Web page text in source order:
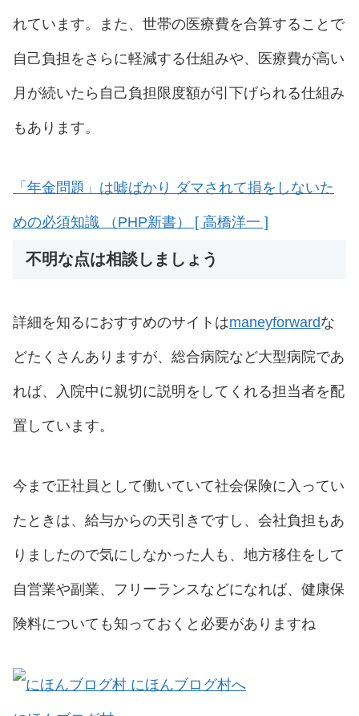
れています。また、世帯の医療費を合算することで
自己負担をさらに軽減する仕組みや、医療費が高い
月が続いたら自己負担限度額が引下げられる仕組み
もあります。
「年金問題」は嘘ばかり ダマされて損をしないた
めの必須知識 （PHP新書） [ 高橋洋一 ]
不明な点は相談しましょう
詳細を知るにおすすめのサイトはmaneyforwardな
どたくさんありますが、総合病院など大型病院であ
れば、入院中に親切に説明をしてくれる担当者を配
置しています。
今まで正社員として働いていて社会保険に入ってい
たときは、給与からの天引きですし、会社負担もあ
りましたので気にしなかった人も、地方移住をして
自営業や副業、フリーランスなどになれば、健康保
険料についても知っておくと必要がありますね